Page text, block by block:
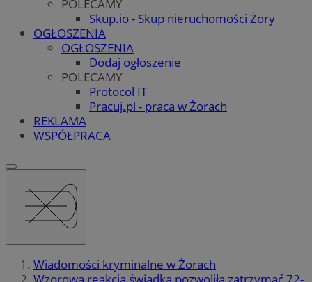
POLECAMY
Skup.io - Skup nieruchomości Żory
OGŁOSZENIA
OGŁOSZENIA
Dodaj ogłoszenie
POLECAMY
Protocol IT
Pracuj.pl - praca w Żorach
REKLAMA
WSPÓŁPRACA
Wiadomości kryminalne w Żorach